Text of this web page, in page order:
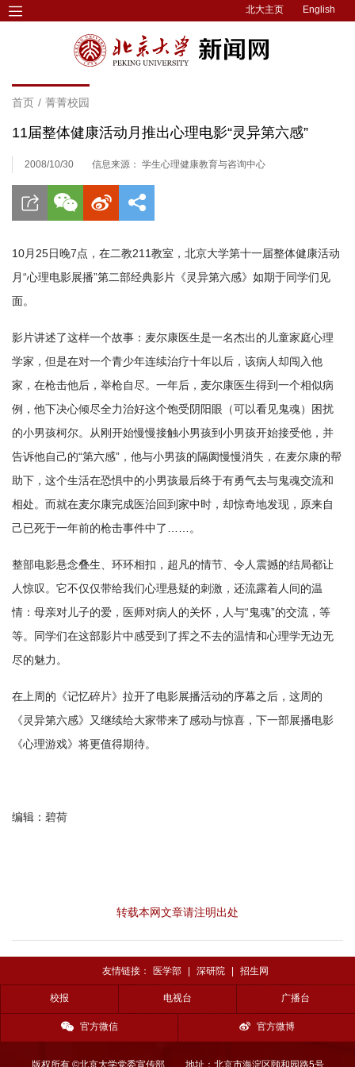
北大主页 English
首页 / 菁菁校园
11届整体健康活动月推出心理电影“灵异第六感”
2008/10/30 信息来源： 学生心理健康教育与咨询中心
10月25日晚7点，在二教211教室，北京大学第十一届整体健康活动
月“心理电影展播”第二部经典影片《灵异第六感》如期于同学们见
面。
影片讲述了这样一个故事：麦尔康医生是一名杰出的儿童家庭心理
学家，但是在对一个青少年连续治疗十年以后，该病人却闯入他
家，在枪击他后，举枪自尽。一年后，麦尔康医生得到一个相似病
例，他下决心倾尽全力治好这个饱受阴阳眼（可以看见鬼魂）困扰
的小男孩柯尔。从刚开始慢慢接触小男孩到小男孩开始接受他，并
告诉他自己的“第六感”，他与小男孩的隔阂慢慢消失，在麦尔康的帮
助下，这个生活在恐惧中的小男孩最后终于有勇气去与鬼魂交流和
相处。而就在麦尔康完成医治回到家中时，却惊奇地发现，原来自
己已死于一年前的枪击事件中了……。
整部电影悬念叠生、环环相扣，超凡的情节、令人震撼的结局都让
人惊叹。它不仅仅带给我们心理悬疑的刺激，还流露着人间的温
情：母亲对儿子的爱，医师对病人的关怀，人与“鬼魂”的交流，等
等。同学们在这部影片中感受到了挥之不去的温情和心理学无边无
尽的魅力。
在上周的《记忆碎片》拉开了电影展播活动的序幕之后，这周的
《灵异第六感》又继续给大家带来了感动与惊喜，下一部展播电影
《心理游戏》将更值得期待。
编辑：碧荷
转载本网文章请注明出处
友情链接： 医学部 深研院 招生网
校报 电视台 广播台
官方微信 官方微博
版权所有 ©北京大学党委宣传部 地址：北京市海淀区颐和园路5号